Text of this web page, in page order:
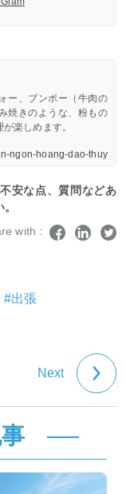
ー、ブンボー（牛肉の
焼きのような、粉もの
楽しめます。
ngon-hoang-dao-thuy
安な点、質問などあ
with :
#出張
Next